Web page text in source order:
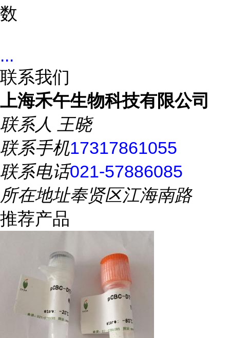
数
...
联系我们
上海禾午生物科技有限公司
联系人 王晓
联系手机17317861055
联系电话021-57886085
所在地址奉贤区江海南路
推荐产品